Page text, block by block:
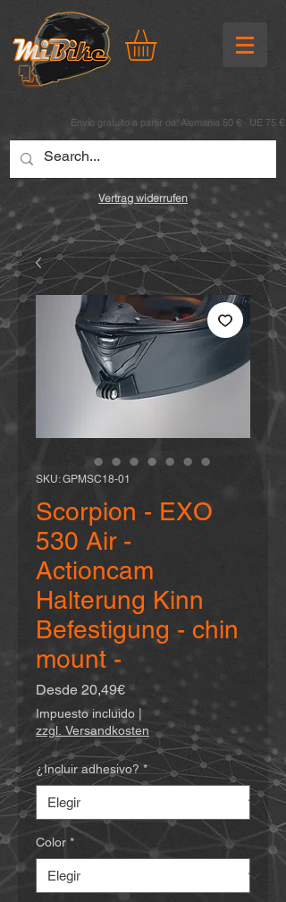
Envío gratuito a partir de: Alemania 50 € · UE 75 €
Vertrag widerrufen
SKU: GPMSC18-01
Scorpion - EXO
530 Air -
Actioncam
Halterung Kinn
Befestigung - chin
mount -
Desde 20,49€Precio
de
oferta
Impuesto incluido
zzgl. Versandkosten
¿Incluir adhesivo? *
Color *